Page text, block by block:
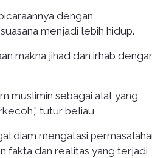
dengan
menjadi lebih hidup.
makna jihad dan irhab
muslimin sebagai alat yang
tutur beliau
diam mengatasi
fakta dan realitas yang terjadi